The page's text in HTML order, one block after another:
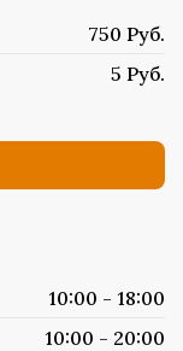
750 Руб.
5 Руб.
10:00 - 18:00
10:00 - 20:00